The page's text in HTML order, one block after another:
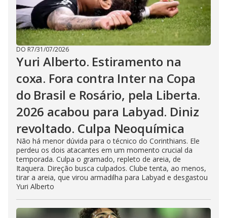
DO R7/31/07/2026
Yuri Alberto. Estiramento na
coxa. Fora contra Inter na Copa
do Brasil e Rosário, pela Liberta.
2026 acabou para Labyad. Diniz
revoltado. Culpa Neoquímica
Não há menor dúvida para o técnico do Corinthians. Ele
perdeu os dois atacantes em um momento crucial da
temporada. Culpa o gramado, repleto de areia, de
Itaquera. Direção busca culpados. Clube tenta, ao menos,
tirar a areia, que virou armadilha para Labyad e desgastou
Yuri Alberto